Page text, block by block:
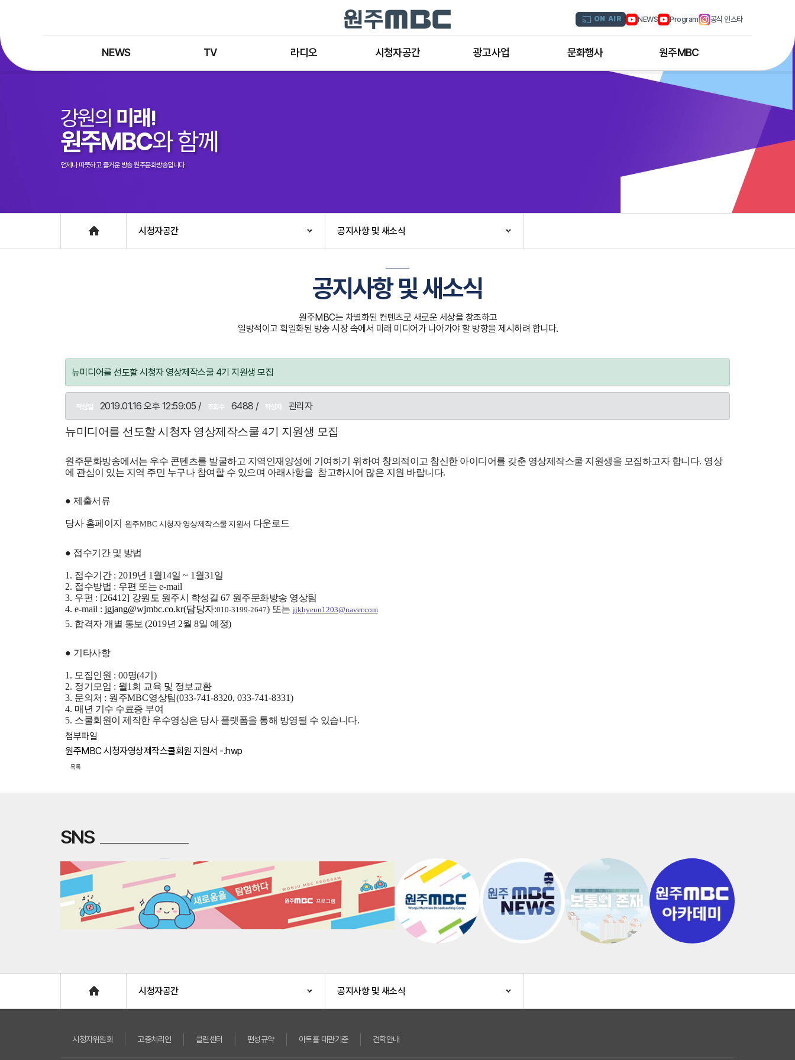
ON AIR NEWS Program 공식 인스타
NEWS
뉴스검색
제보는 MBC
정정·반론보도
TV
종영 프로그램
프로그램 구입안내
UHDTV 즐기는 방법
라디오 시청자공간 광고사업 문화행사 원주MBC
회사연혁
아나운서 소개
강원의 미래!
원주MBC와 함께
언제나 따뜻하고 즐거운 방송 원주문화방송입니다
시청자공간 공지사항 및 새소식
공지사항 및 새소식
원주MBC는 차별화된 컨텐츠로 새로운 세상을 창조하고
일방적이고 획일화된 방송 시장 속에서 미래 미디어가 나아가야 할 방향을 제시하려 합니다.
뉴미디어를 선도할 시청자 영상제작스쿨 4기 지원생 모집
작성일 2019.01.16 오후 12:59:05 / 조회수 6488 / 작성자 관리자
뉴미디어를 선도할 시청자 영상제작스쿨 4기 지원생 모집
원주문화방송에서는 우수 콘텐츠를 발굴하고 지역인재양성에 기여하기 위하여 창의적이고 참신한 아이디어를 갖춘 영상제작스쿨 지원생을 모집하고자 합니다. 영상
에 관심이 있는 지역 주민 누구나 참여할 수 있으며 아래사항을 참고하시어 많은 지원 바랍니다.
● 제출서류
당사 홈페이지 원주MBC 시청자 영상제작스쿨 지원서 다운로드
● 접수기간 및 방법
1. 접수기간 : 2019년 1 월14일 ~ 1 월31 일
2. 접수방법 : 우편 또는 e-mail
3. 우편 : [26412] 강원도 원주시 학성길 67 원주문화방송 영상팀
4. e-mail : jgjang@wjmbc.co.kr(담당자:010-3199-2647) 또는 jjkhyeun1203@naver.com
5. 합격자 개별 통보 (2019년 2월 8일 예정)
● 기타사항
1. 모집인원 : 00명(4기 )
2. 정기모임 : 월1 회 교육 및 정보교환
3. 문의처 : 원주MBC영상팀(033-741-8320, 033-741-8331)
4. 매년 기수 수료증 부여
5. 스쿨회원이 제작한 우수영상은 당사 플랫폼을 통해 방영될 수 있습니다.
첨부파일
원주MBC 시청자영상제작스쿨회원 지원서 -.hwp
목록
SNS
시청자공간 공지사항 및 새소식
시청자위원회 고충처리인 클린센터 편성규약 아트홀 대관기준 견학안내